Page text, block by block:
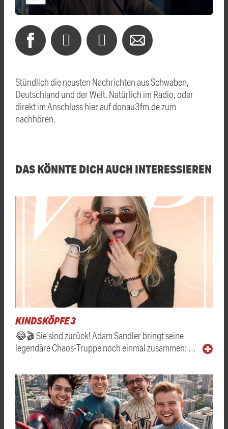
Stündlich die neusten Nachrichten aus Schwaben,
Deutschland und der Welt. Natürlich im Radio, oder
direkt im Anschluss hier auf donau3fm.de zum
nachhören.
DAS KÖNNTE DICH AUCH INTERESSIEREN
KINDSKÖPFE 3
😂🎬 Sie sind zurück! Adam Sandler bringt seine
legendäre Chaos-Truppe noch einmal zusammen: …